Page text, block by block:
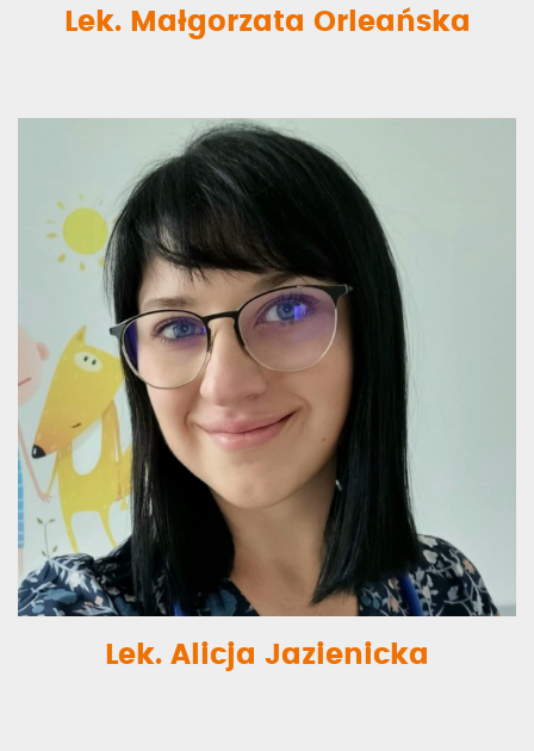
Lek. Małgorzata Orleańska
Lek. Alicja Jazienicka